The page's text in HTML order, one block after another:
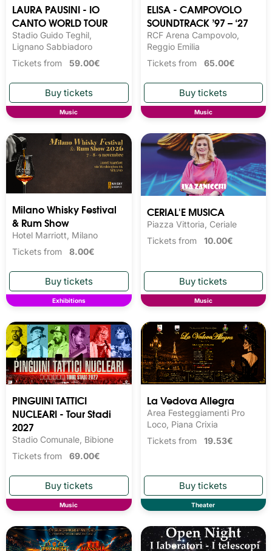
LAURA PAUSINI - IO
CANTO WORLD TOUR
Stadio Guido Teghil,
Lignano Sabbiadoro
Tickets from 59.00€
Music
ELISA - CAMPOVOLO
SOUNDTRACK ’97 – ‘27
RCF Arena Campovolo,
Reggio Emilia
Tickets from 65.00€
Music
Milano Whisky Festival
& Rum Show
Hotel Marriott, Milano
Tickets from 8.00€
Exhibitions
CERIAL'E MUSICA
Piazza Vittoria, Ceriale
Tickets from 10.00€
Music
PINGUINI TATTICI
NUCLEARI - Tour Stadi
2027
Stadio Comunale, Bibione
Tickets from 69.00€
Music
La Vedova Allegra
Area Festeggiamenti Pro
Loco, Piana Crixia
Tickets from 19.53€
Theater